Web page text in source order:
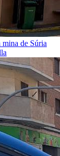
de Súria